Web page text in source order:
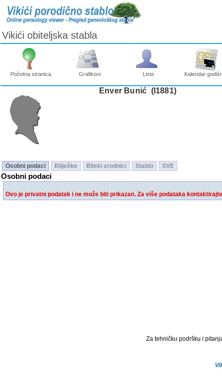
Vikići obiteljska stabla
Početna stranica Grafikoni Liste Kalendar
Enver Bunić ‎(I1881)‎
Osobni podaci Bilješke Bliski srodnici Stablo SVE
Osobni podaci
Ovo je privatni podatak i ne može biti prikazan. Za više podataka
Za tehničku podršku i